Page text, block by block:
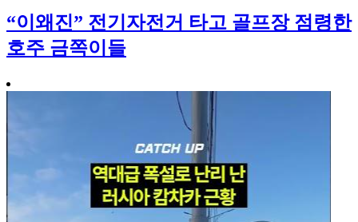
“이왜진” 전기자전거 타고 골프장 점령한
호주 금쪽이들